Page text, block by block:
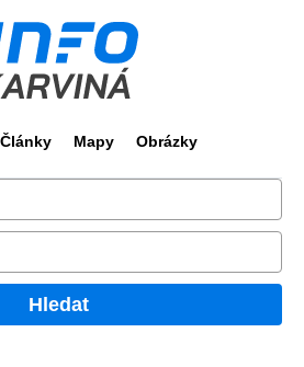
Články Mapy Obrázky
Hledat